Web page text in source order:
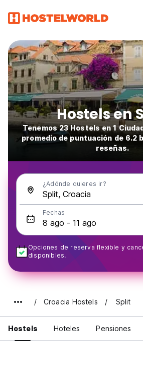
Hostels en
Tenemos 23 Hostels en 1
promedio de puntuación de 6.2
reseñas.
¿Adónde quieres ir?
Fechas
Opciones de reserva flexible y
disponibles.
Croacia Hostels Split
Hostels Hoteles Pensiones